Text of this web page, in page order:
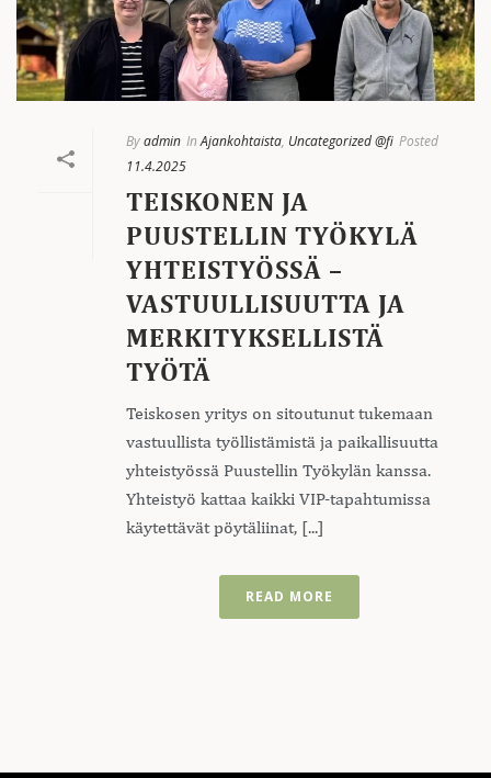
Byadmin In Ajankohtaista, Uncategorized @fi Posted
11.4.2025
TEISKONEN JA
PUUSTELLIN TYÖKYLÄ
YHTEISTYÖSSÄ –
VASTUULLISUUTTA JA
MERKITYKSELLISTÄ
TYÖTÄ
Teiskosen yritys on sitoutunut tukemaan
vastuullista työllistämistä ja paikallisuutta
yhteistyössä Puustellin Työkylän kanssa.
Yhteistyö kattaa kaikki VIP-tapahtumissa
käytettävät pöytäliinat, [...]
READ MORE